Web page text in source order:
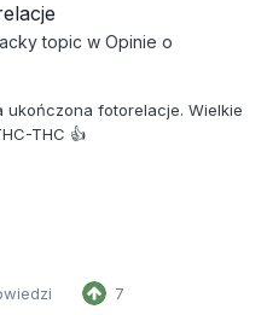
topic w Opinie o
ukończona fotorelacje. Wielkie
THC 👍
7